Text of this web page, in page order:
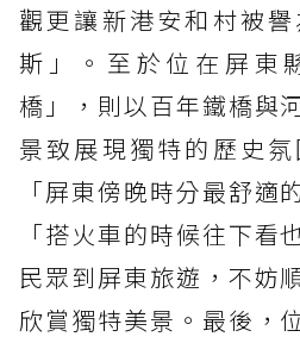
觀更讓新港安和村被
斯」。至於位在屏東
橋」，則以百年鐵橋與
景致展現獨特的歷史
「屏東傍晚時分最舒適
「搭火車的時候往下看
民眾到屏東旅遊，不妨
欣賞獨特美景。最後，